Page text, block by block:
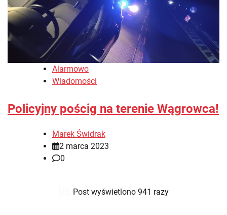
Alarmowo
Wiadomości
Policyjny pościg na terenie Wągrowca!
Marek Świdrak
2 marca 2023
0
Post wyświetlono 941 razy